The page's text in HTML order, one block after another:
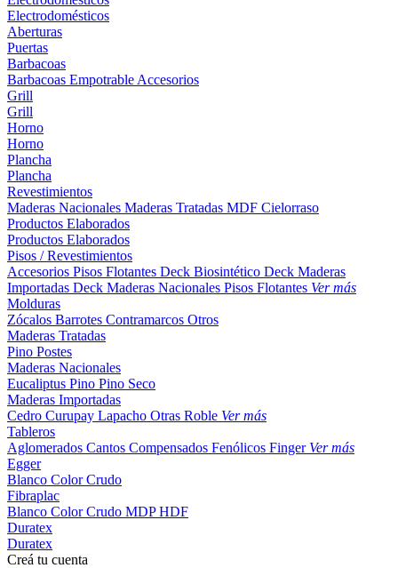
Electrodomésticos
Aberturas
Puertas
Barbacoas
Barbacoas Empotrable Accesorios
Grill
Grill
Horno
Horno
Plancha
Plancha
Revestimientos
Maderas Nacionales Maderas Tratadas MDF Cielorraso
Productos Elaborados
Productos Elaborados
Pisos / Revestimientos
Accesorios Pisos Flotantes Deck Biosintético Deck Maderas
Importadas Deck Maderas Nacionales Pisos Flotantes Ver más
Molduras
Zócalos Barrotes Contramarcos Otros
Maderas Tratadas
Pino Postes
Maderas Nacionales
Eucaliptus Pino Pino Seco
Maderas Importadas
Cedro Curupay Lapacho Otras Roble Ver más
Tableros
Aglomerados Cantos Compensados Fenólicos Finger Ver más
Egger
Blanco ColorCrudo
Fibraplac
Blanco ColorCrudo MDPHDF
Duratex
Duratex
Creá tu cuenta